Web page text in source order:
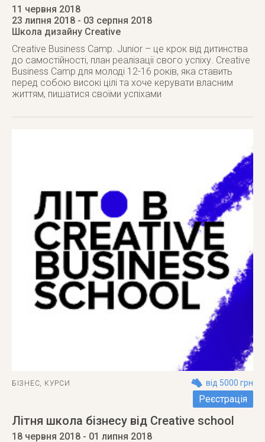
11 червня 2018
23 липня 2018 - 03 серпня 2018
Школа дизайну Creative
Creative Business Camp. Junior – це крок від дитинства
до самостійності, план реалізації свого успіху. Creative
Business Camp для молоді 12-16 років, яка ставить
перед собою високі цілі та хоче керувати власним
життям, пишатися своїми успіхами
БІЗНЕС, КУРСИ від 5000 грн
Реєстрація
Літня школа бізнесу від Creative school
18 червня 2018 - 01 липня 2018